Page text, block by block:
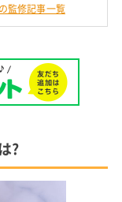
監修記事一覧
?